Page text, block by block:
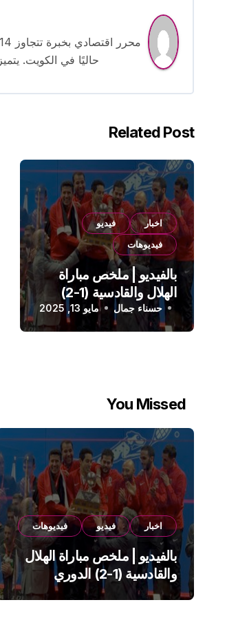
حاليًا في الكويت.
Related Post
اخبار
فيديو
فيديوهات
بالفيديو | ملخص مباراة
الهلال والقادسية (1-2)
الدوري السعودي
حسناء جمال مايو 13, 2025
You Missed
اخبار فيديو فيديوهات
بالفيديو | ملخص مباراة الهلال
والقادسية (1-2) الدوري
السعودي